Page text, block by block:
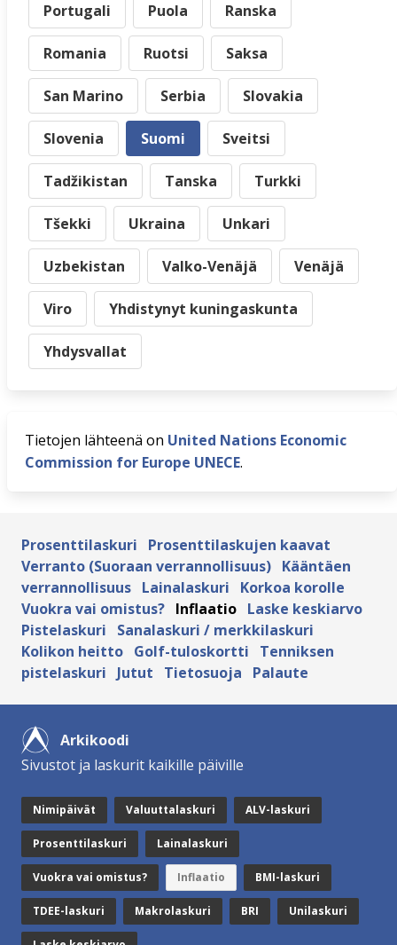
Portugali Puola Ranska
Romania Ruotsi Saksa
San Marino Serbia Slovakia
Slovenia Suomi Sveitsi
Tadžikistan Tanska Turkki
Tšekki Ukraina Unkari
Uzbekistan Valko-Venäjä Venäjä
Viro Yhdistynyt kuningaskunta
Yhdysvallat
Tietojen lähteenä on United Nations Economic
Commission for Europe UNECE.
Prosenttilaskuri
Prosenttilaskujen kaavat
Verranto (Suoraan verrannollisuus) Kääntäen
verrannollisuus Lainalaskuri
Korkoa korolle
Vuokra vai omistus? Inflaatio Laske keskiarvo
Pistelaskuri
Sanalaskuri / merkkilaskuri
Kolikon heitto Golf-tuloskortti
Tenniksen
pistelaskuri
Jutut Tietosuoja Palaute
Arkikoodi
Sivustot ja laskurit kaikille päiville
Nimipäivät Valuuttalaskuri ALV-laskuri
Prosenttilaskuri Lainalaskuri
Vuokra vai omistus? Inflaatio BMI-laskuri
TDEE-laskuri Makrolaskuri BRI Unilaskuri